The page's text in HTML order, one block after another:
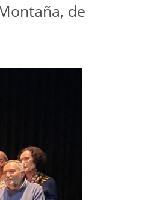
de